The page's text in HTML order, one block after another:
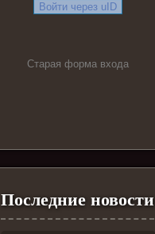
Войти через uID
Старая форма входа
Последние новости